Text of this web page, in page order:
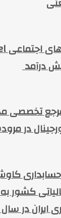
درآمد
تخصصی
در
کشور
ایران در